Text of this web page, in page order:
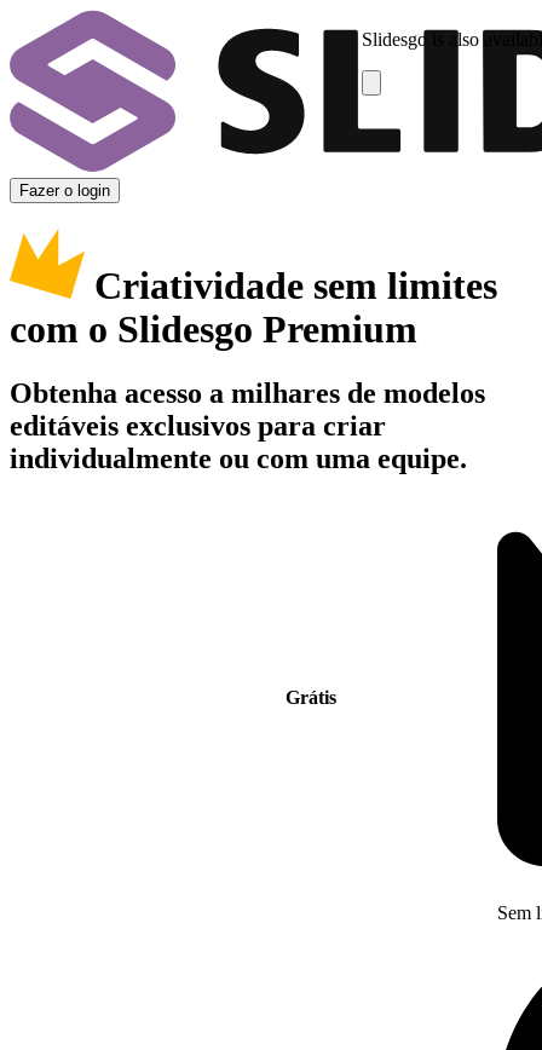
Slidesgo is also
Fazer o login
Criatividade sem limites
com o Slidesgo Premium
Obtenha acesso a milhares de modelos
editáveis exclusivos para criar
individualmente ou com uma equipe.
Grátis
Sem